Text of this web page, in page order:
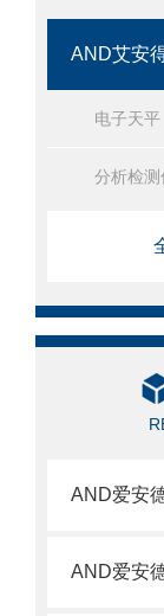
AND艾安
电子天平
分析检测